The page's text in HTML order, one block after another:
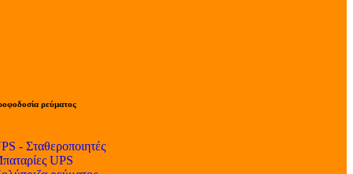
ρεύματος
- Σταθεροποιητές
UPS